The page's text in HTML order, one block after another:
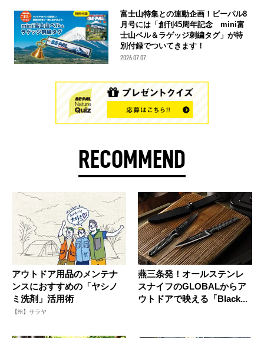
富士山特集との連動企画！ビーパル8
月号には「創刊45周年記念 mini富
士山ベル＆ラゲッジ刺繍タグ」が特
別付録でついてきます！
2026.07.07
RECOMMEND
アウトドア用品のメンテナ
ンスにおすすめの「ヤシノ
ミ洗剤」活用術
【PR】サラヤ
燕三条発！オールステンレ
スナイフのGLOBALからア
ウトドアで映える「Black...